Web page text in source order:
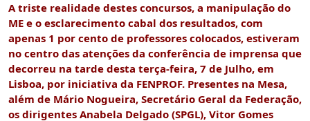
A triste realidade destes concursos, a manipulação do
ME e o esclarecimento cabal dos resultados, com
apenas 1 por cento de professores colocados, estiveram
no centro das atenções da conferência de imprensa que
decorreu na tarde desta terça-feira, 7 de Julho, em
Lisboa, por iniciativa da FENPROF. Presentes na Mesa,
além de Mário Nogueira, Secretário Geral da Federação,
os dirigentes Anabela Delgado (SPGL), Vitor Gomes